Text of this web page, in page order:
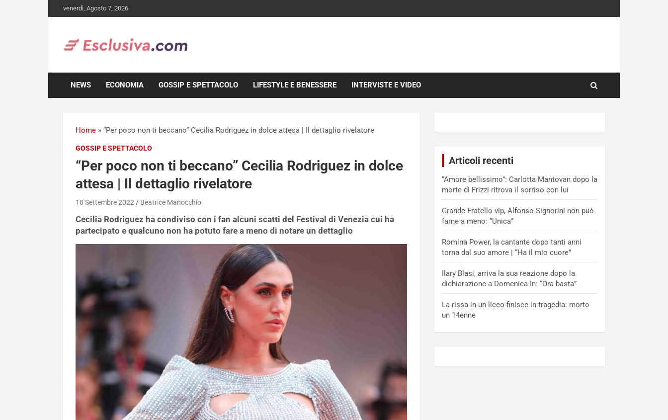
to
venerdì, Agosto 7, 2026
NEWS ECONOMIA GOSSIP E SPETTACOLO LIFESTYLE E BENESSERE INTERVISTE E VIDEO
Home » “Per poco non ti beccano” Cecilia Rodriguez in dolce attesa | Il dettaglio rivelatore
GOSSIP E SPETTACOLO
“Per poco non ti beccano” Cecilia Rodriguez in dolce
attesa | Il dettaglio rivelatore
10 Settembre 2022 Beatrice Manocchio
Cecilia Rodriguez ha condiviso con i fan alcuni scatti del Festival di Venezia cui ha
partecipato e qualcuno non ha potuto fare a meno di notare un dettaglio
Articoli recenti
“Amore bellissimo”: Carlotta Mantovan dopo la
morte di Frizzi ritrova il sorriso con lui
Grande Fratello vip, Alfonso Signorini non può
farne a meno: “Unica”
Romina Power, la cantante dopo tanti anni
torna dal suo amore | “Ha il mio cuore”
Ilary Blasi, arriva la sua reazione dopo la
dichiarazione a Domenica In: “Ora basta”
La rissa in un liceo finisce in tragedia: morto
un 14enne